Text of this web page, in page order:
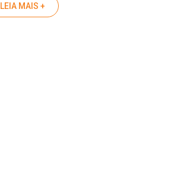
LEIA MAIS +